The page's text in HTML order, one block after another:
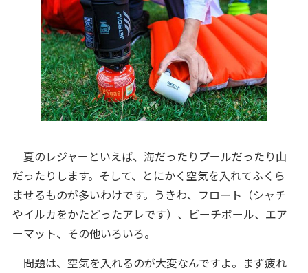
夏のレジャーといえば、海だったりプールだったり山
だったりします。そして、とにかく空気を入れてふくら
ませるものが多いわけです。うきわ、フロート（シャチ
やイルカをかたどったアレです）、ビーチボール、エア
ーマット、その他いろいろ。
問題は、空気を入れるのが大変なんですよ。まず疲れ